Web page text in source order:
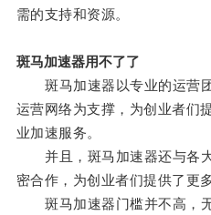
需的支持和资源。
斑马加速器用不了了
斑马加速器以专业的运营团
运营网络为支撑，为创业者们
业加速服务。
并且，斑马加速器还与各大
密合作，为创业者们提供了更
斑马加速器门槛并不高，无